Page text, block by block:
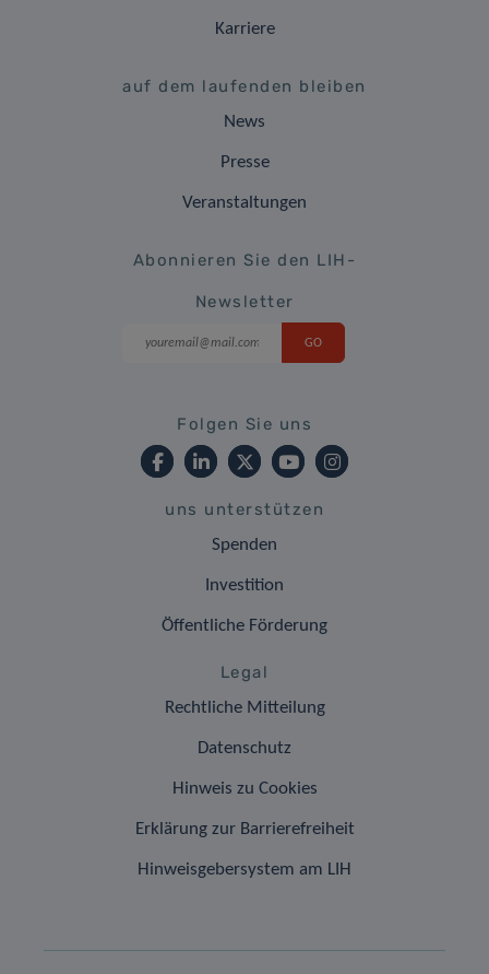
Karriere
auf dem laufenden bleiben
News
Presse
Veranstaltungen
Abonnieren Sie den LIH-
Newsletter
Folgen Sie uns
uns unterstützen
Spenden
Investition
Öffentliche Förderung
Legal
Rechtliche Mitteilung
Datenschutz
Hinweis zu Cookies
Erklärung zur Barrierefreiheit
Hinweisgebersystem am LIH